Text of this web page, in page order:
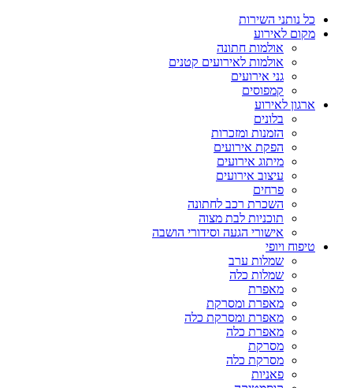
כל נותני השירות
מקום לאירוע
אולמות חתונה
אולמות לאירועים קטנים
גני אירועים
קמפוסים
ארגון לאירוע
בלונים
הזמנות ומזכרות
הפקת אירועים
מיתוג אירועים
עיצוב אירועים
פרחים
השכרת רכב לחתונה
תוכניות לבת מצוה
אישורי הגעה וסידורי הושבה
טיפוח ויופי
שמלות ערב
שמלות כלה
מאפרת
מאפרת ומסרקת
מאפרת ומסרקת כלה
מאפרת כלה
מסרקת
מסרקת כלה
פאניות